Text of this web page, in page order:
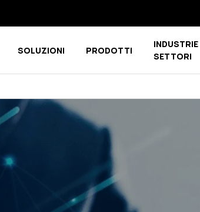
for CHI SIAMO Show submenu for COMPETENCE CENTER
SOLUZIONI PRODOTTI
INDUSTRIE
SETTORI